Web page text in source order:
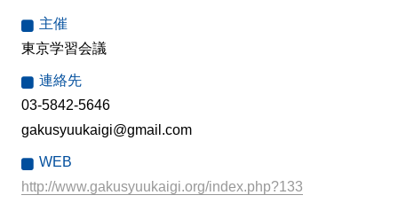
主催
東京学習会議
連絡先
03-5842-5646
gakusyuukaigi@gmail.com
WEB
http://www.gakusyuukaigi.org/index.php?133